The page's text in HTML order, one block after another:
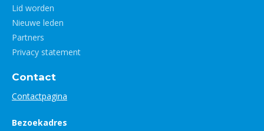
Lid worden
Nieuwe leden
Partners
Privacy statement
Contact
Contactpagina
Bezoekadres